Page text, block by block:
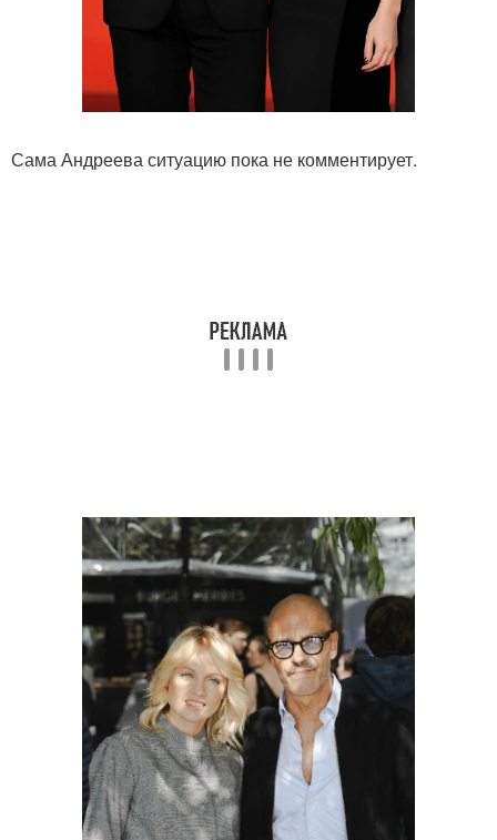
Сама Андреева ситуацию пока не комментирует.